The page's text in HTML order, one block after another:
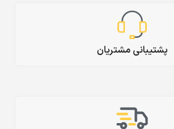
پشتیبانی مشتریان